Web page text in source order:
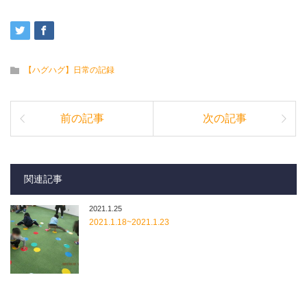
【ハグハグ】日常の記録
前の記事 次の記事
関連記事
2021.1.25
2021.1.18~2021.1.23